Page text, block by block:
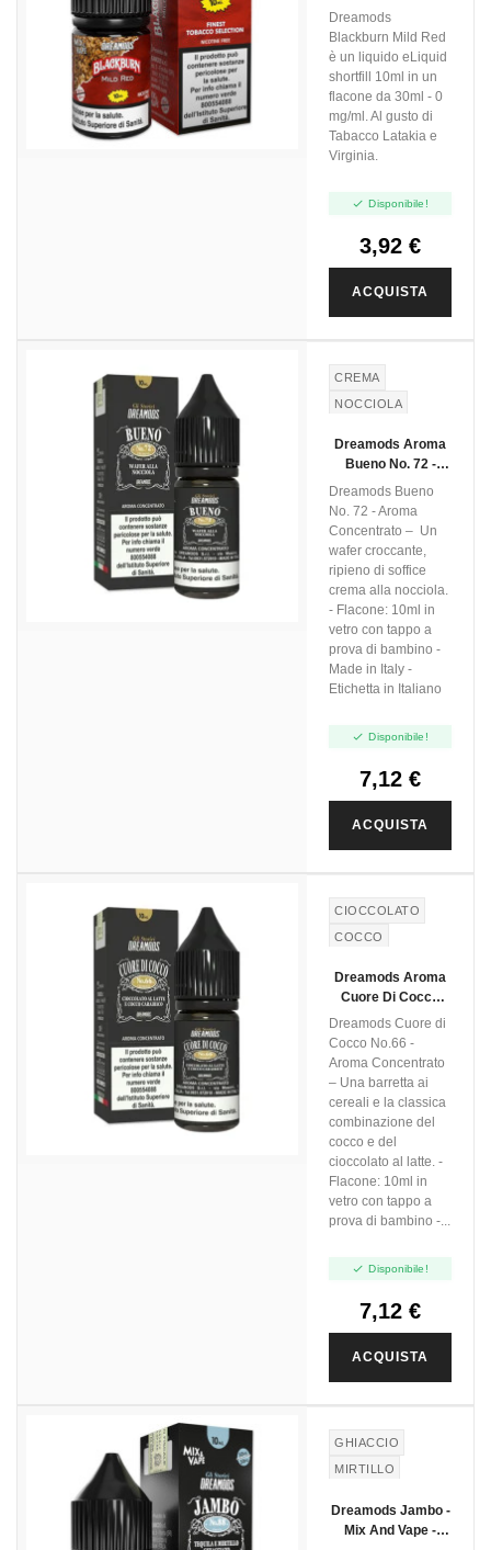
- Mix And Vape -
10ml
Dreamods
Blackburn Mild Red
è un liquido eLiquid
shortfill 10ml in un
flacone da 30ml - 0
mg/ml. Al gusto di
Tabacco Latakia e
Virginia.
 Disponibile!
3,92 €
ACQUISTA
CREMA
NOCCIOLA
Dreamods Aroma
Bueno No. 72 -
10ml
Dreamods Bueno
No. 72 - Aroma
Concentrato – Un
wafer croccante,
ripieno di soffice
crema alla nocciola.
- Flacone: 10ml in
vetro con tappo a
prova di bambino -
Made in Italy -
Etichetta in Italiano
 Disponibile!
7,12 €
ACQUISTA
CIOCCOLATO
COCCO
CEREALS
MILK
CHOCOLATE
Dreamods Aroma
Cuore Di Cocco
No.66 - 10ml
Dreamods Cuore di
Cocco No.66 -
Aroma Concentrato
– Una barretta ai
cereali e la classica
combinazione del
cocco e del
cioccolato al latte. -
Flacone: 10ml in
vetro con tappo a
prova di bambino -...
 Disponibile!
7,12 €
ACQUISTA
GHIACCIO
MIRTILLO
Dreamods Jambo -
Mix And Vape -